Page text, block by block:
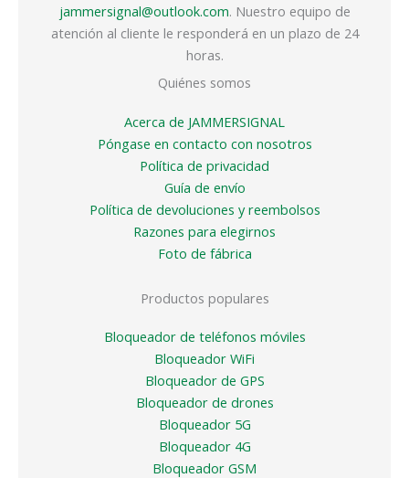
jammersignal@outlook.com. Nuestro equipo de
atención al cliente le responderá en un plazo de 24
horas.
Quiénes somos
Acerca de JAMMERSIGNAL
Póngase en contacto con nosotros
Política de privacidad
Guía de envío
Política de devoluciones y reembolsos
Razones para elegirnos
Foto de fábrica
Productos populares
Bloqueador de teléfonos móviles
Bloqueador WiFi
Bloqueador de GPS
Bloqueador de drones
Bloqueador 5G
Bloqueador 4G
Bloqueador GSM